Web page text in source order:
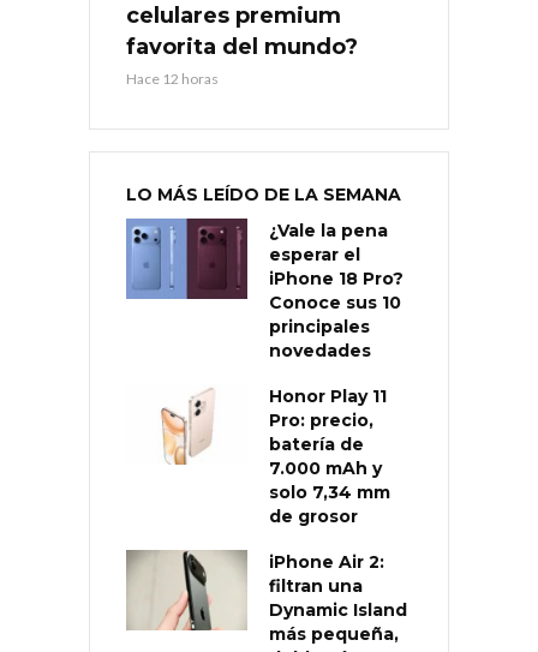
celulares premium
favorita del mundo?
Hace 12 horas
LO MÁS LEÍDO DE LA SEMANA
¿Vale la pena
esperar el
iPhone 18 Pro?
Conoce sus 10
principales
novedades
Honor Play 11
Pro: precio,
batería de
7.000 mAh y
solo 7,34 mm
de grosor
iPhone Air 2:
filtran una
Dynamic Island
más pequeña,